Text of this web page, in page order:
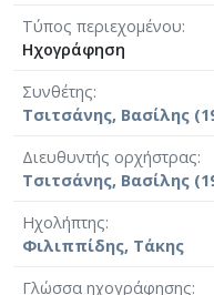
Τύπος περιεχομένου
Ηχογράφηση
Συνθέτης
Τσιτσάνης, Βασίλης
Διευθυντής ορχήστρας
Τσιτσάνης, Βασίλης
Ηχολήπτης
Φιλιππίδης, Τάκης
Γλώσσα ηχογράφησης